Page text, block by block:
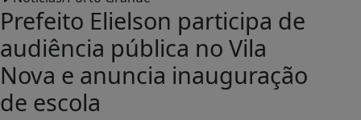
Prefeito Elielson participa de
audiência pública no Vila
Nova e anuncia inauguração
de escola